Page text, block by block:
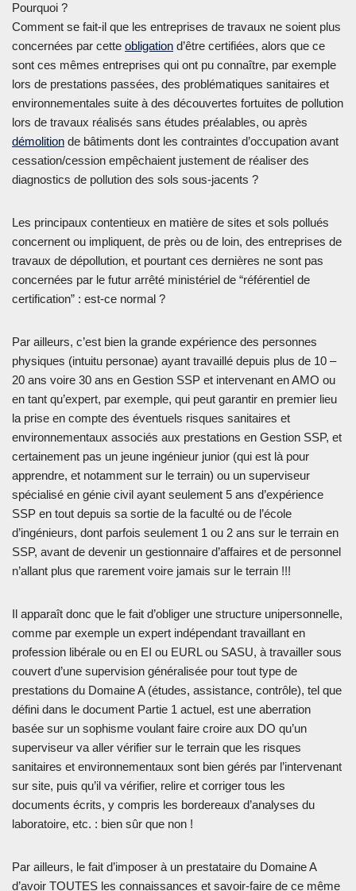
Pourquoi ?
Comment se fait-il que les entreprises de travaux ne soient plus
concernées par cette obligation d’être certifiées, alors que ce
sont ces mêmes entreprises qui ont pu connaître, par exemple
lors de prestations passées, des problématiques sanitaires et
environnementales suite à des découvertes fortuites de pollution
lors de travaux réalisés sans études préalables, ou après
démolition de bâtiments dont les contraintes d’occupation avant
cessation/cession empêchaient justement de réaliser des
diagnostics de pollution des sols sous-jacents ?
Les principaux contentieux en matière de sites et sols pollués
concernent ou impliquent, de près ou de loin, des entreprises de
travaux de dépollution, et pourtant ces dernières ne sont pas
concernées par le futur arrêté ministériel de “référentiel de
certification” : est-ce normal ?
Par ailleurs, c’est bien la grande expérience des personnes
physiques (intuitu personae) ayant travaillé depuis plus de 10 –
20 ans voire 30 ans en Gestion SSP et intervenant en AMO ou
en tant qu’expert, par exemple, qui peut garantir en premier lieu
la prise en compte des éventuels risques sanitaires et
environnementaux associés aux prestations en Gestion SSP, et
certainement pas un jeune ingénieur junior (qui est là pour
apprendre, et notamment sur le terrain) ou un superviseur
spécialisé en génie civil ayant seulement 5 ans d’expérience
SSP en tout depuis sa sortie de la faculté ou de l’école
d’ingénieurs, dont parfois seulement 1 ou 2 ans sur le terrain en
SSP, avant de devenir un gestionnaire d’affaires et de personnel
n’allant plus que rarement voire jamais sur le terrain !!!
Il apparaît donc que le fait d’obliger une structure unipersonnelle,
comme par exemple un expert indépendant travaillant en
profession libérale ou en EI ou EURL ou SASU, à travailler sous
couvert d’une supervision généralisée pour tout type de
prestations du Domaine A (études, assistance, contrôle), tel que
défini dans le document Partie 1 actuel, est une aberration
basée sur un sophisme voulant faire croire aux DO qu’un
superviseur va aller vérifier sur le terrain que les risques
sanitaires et environnementaux sont bien gérés par l’intervenant
sur site, puis qu’il va vérifier, relire et corriger tous les
documents écrits, y compris les bordereaux d’analyses du
laboratoire, etc. : bien sûr que non !
Par ailleurs, le fait d’imposer à un prestataire du Domaine A
d’avoir TOUTES les connaissances et savoir-faire de ce même